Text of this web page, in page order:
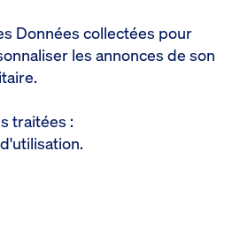
Données collectées pour
les annonces de son
traitées :